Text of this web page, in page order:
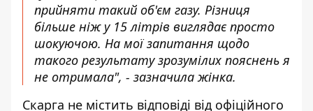
прийняти такий об'єм газу. Різниця
більше ніж у 15 літрів виглядає просто
шокуючою. На мої запитання щодо
такого результату зрозумілих пояснень я
не отримала", - зазначила жінка.
Скарга не містить відповіді від офіційного